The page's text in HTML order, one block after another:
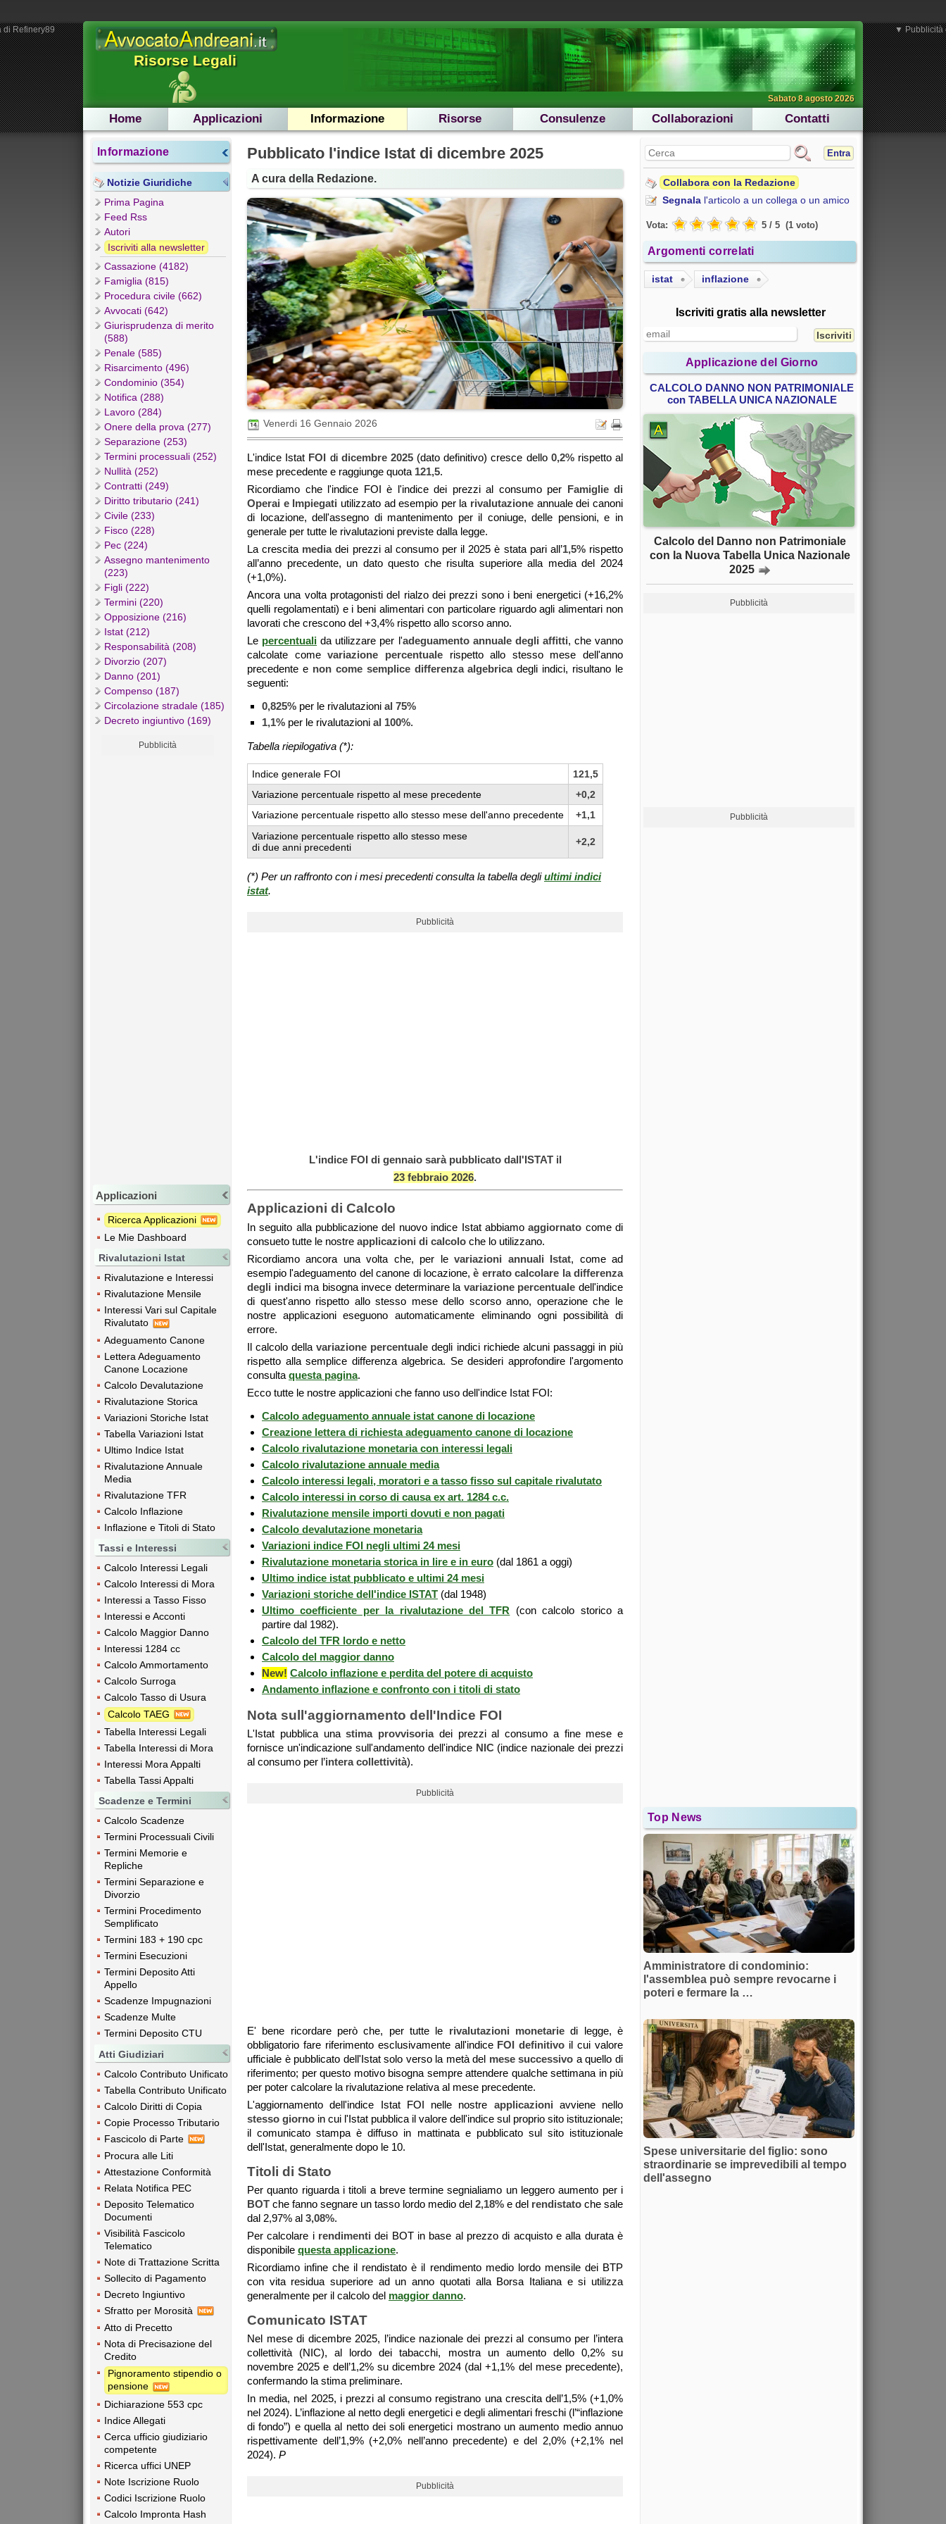
Risorse Legali
Sabato 8 agosto 2026
Home Applicazioni Informazione Risorse Consulenze Collaborazioni Contatti
Informazione
Notizie Giuridiche
Prima Pagina
Feed Rss
Autori
Iscriviti alla newsletter
Cassazione (4182)
Famiglia (815)
Procedura civile (662)
Avvocati (642)
Giurisprudenza di merito
(588)
Penale (585)
Risarcimento (496)
Condominio (354)
Notifica (288)
Lavoro (284)
Onere della prova (277)
Separazione (253)
Termini processuali (252)
Nullità (252)
Contratti (249)
Diritto tributario (241)
Civile (233)
Fisco (228)
Pec (224)
Assegno mantenimento
(223)
Figli (222)
Termini (220)
Opposizione (216)
Istat (212)
Responsabilità (208)
Divorzio (207)
Danno (201)
Compenso (187)
Circolazione stradale (185)
Decreto ingiuntivo (169)
Pubblicità
Applicazioni
Ricerca Applicazioni
Le Mie Dashboard
Rivalutazioni Istat
Rivalutazione e Interessi
Rivalutazione Mensile
Interessi Vari sul Capitale
Rivalutato
Adeguamento Canone
Lettera Adeguamento
Canone Locazione
Calcolo Devalutazione
Rivalutazione Storica
Variazioni Storiche Istat
Tabella Variazioni Istat
Ultimo Indice Istat
Rivalutazione Annuale
Media
Rivalutazione TFR
Calcolo Inflazione
Inflazione e Titoli di Stato
Tassi e Interessi
Calcolo Interessi Legali
Calcolo Interessi di Mora
Interessi a Tasso Fisso
Interessi e Acconti
Calcolo Maggior Danno
Interessi 1284 cc
Calcolo Ammortamento
Calcolo Surroga
Calcolo Tasso di Usura
Calcolo TAEG
Tabella Interessi Legali
Tabella Interessi di Mora
Interessi Mora Appalti
Tabella Tassi Appalti
Scadenze e Termini
Calcolo Scadenze
Termini Processuali Civili
Termini Memorie e
Repliche
Termini Separazione e
Divorzio
Termini Procedimento
Semplificato
Termini 183 + 190 cpc
Termini Esecuzioni
Termini Deposito Atti
Appello
Scadenze Impugnazioni
Scadenze Multe
Termini Deposito CTU
Atti Giudiziari
Calcolo Contributo Unificato
Tabella Contributo Unificato
Calcolo Diritti di Copia
Copie Processo Tributario
Fascicolo di Parte
Procura alle Liti
Attestazione Conformità
Relata Notifica PEC
Deposito Telematico
Documenti
Visibilità Fascicolo
Telematico
Note di Trattazione Scritta
Sollecito di Pagamento
Decreto Ingiuntivo
Sfratto per Morosità
Atto di Precetto
Nota di Precisazione del
Credito
Pignoramento stipendio o
pensione
Dichiarazione 553 cpc
Indice Allegati
Cerca ufficio giudiziario
competente
Ricerca uffici UNEP
Note Iscrizione Ruolo
Codici Iscrizione Ruolo
Calcolo Impronta Hash
Pubblicato l'indice Istat di dicembre 2025
A cura della Redazione.
Venerdi 16 Gennaio 2026
L'indice Istat FOI di dicembre 2025(dato definitivo) cresce dello 0,2%rispetto al
mese precedente e raggiunge quota 121,5.
Ricordiamo che l'indice FOI è l'indice dei prezzi al consumo per Famiglie di
Operai e Impiegati utilizzato ad esempio per la rivalutazione annuale dei canoni
di locazione, dell'assegno di mantenimento per il coniuge, delle pensioni, e in
generale per tutte le rivalutazioni previste dalla legge.
La crescita mediadei prezzi al consumo per il 2025 è stata pari all’1,5%rispetto
all’anno precedente, un dato questo che risulta superiore alla media del 2024
(+1,0%).
Ancora una volta protagonisti del rialzo dei prezzi sono i beni energetici (+16,2%
quelli regolamentati) e i beni alimentari con particolare riguardo agli alimentari non
lavorati che crescono del +3,4% rispetto allo scorso anno.
Le percentuali da utilizzare per l'adeguamento annuale degli affitti, che vanno
calcolate comevariazione percentualerispetto allo stesso mese dell'anno
precedente e non come semplice differenza algebricadegli indici, risultano le
seguenti:
0,825% per le rivalutazioni al 75%
1,1% per le rivalutazioni al 100%.
Tabella riepilogativa (*):
Indice generale FOI
121,5
Variazione percentuale rispetto al mese precedente
+0,2
Variazione percentuale rispetto allo stesso mese dell'anno precedente
+1,1
Variazione percentuale rispetto allo stesso mese
di due anni precedenti
+2,2
(*) Per un raffronto con i mesi precedenti consulta la tabella degliultimi indici
istat.
Pubblicità
L'indice FOI di gennaio sarà pubblicato dall'ISTAT il
23 febbraio 2026.
Applicazioni di Calcolo
In seguito alla pubblicazione del nuovo indice Istat abbiamoaggiornato come di
consueto tutte le nostre applicazioni di calcolo che lo utilizzano.
Ricordiamo ancora una volta che, per levariazioni annuali Istat, come ad
esempio l'adeguamento del canone di locazione,è errato calcolare la differenza
degli indici ma bisogna invece determinare la variazione percentualedell'indice
di quest'anno rispetto allo stesso mese dello scorso anno, operazione che le
nostre applicazioni eseguono automaticamente eliminando ogni possibilità di
errore.
Il calcolo dellavariazione percentuale degli indici richiede alcuni passaggi in più
rispetto alla semplice differenza algebrica. Se desideri approfondire l'argomento
consulta questa pagina.
Ecco tutte le nostre applicazioni che fanno uso dell'indice Istat FOI:
Calcolo adeguamento annuale istat canone di locazione
Creazione lettera di richiesta adeguamento canone di locazione
Calcolo rivalutazione monetaria con interessi legali
Calcolo rivalutazione annuale media
Calcolo interessi legali, moratori e a tasso fisso sul capitale rivalutato
Calcolo interessi in corso di causa ex art. 1284 c.c.
Rivalutazione mensile importi dovuti e non pagati
Calcolo devalutazione monetaria
Variazioni indice FOI negli ultimi 24 mesi
Rivalutazione monetaria storica in lire e in euro (dal 1861 a oggi)
Ultimo indice istat pubblicato e ultimi 24 mesi
Variazioni storiche dell'indice ISTAT (dal 1948)
Ultimo coefficiente per la rivalutazione del TFR (con calcolo storico a
partire dal 1982).
Calcolo del TFR lordo e netto
Calcolo del maggior danno
New! Calcolo inflazione e perdita del potere di acquisto
Andamento inflazione e confronto con i titoli di stato
Nota sull'aggiornamento dell'Indice FOI
L'Istat pubblica unastima provvisoriadei prezzi al consumo a fine mese e
fornisce un'indicazione sull'andamento dell'indice NIC(indice nazionale dei prezzi
al consumo per l’intera collettività).
Pubblicità
E' bene ricordare però che, per tutte le rivalutazioni monetarie di legge, è
obbligatorio fare riferimento esclusivamente all'indice FOI definitivo il cui valore
ufficiale è pubblicato dell'Istat solo verso la metà del mese successivo a quello di
riferimento; per questo motivo bisogna sempre attendere qualche settimana in più
per poter calcolare la rivalutazione relativa al mese precedente.
L'aggiornamento dell'indice Istat FOI nelle nostre applicazioni avviene nello
stesso giorno in cui l'Istat pubblica il valore dell'indice sul proprio sito istituzionale;
il comunicato stampa è diffuso in mattinata e pubblicato sul sito istituzionale
dell'Istat, generalmente dopo le 10.
Titoli di Stato
Per quanto riguarda i titoli a breve termine segnialiamo un leggero aumento per i
BOT che fanno segnare un tasso lordo medio del 2,18% e del rendistato che sale
dal 2,97% al 3,08%.
Per calcolare i rendimenti dei BOT in base al prezzo di acquisto e alla durata è
disponibile questa applicazione.
Ricordiamo infine che il rendistato è il rendimento medio lordo mensile dei BTP
con vita residua superiore ad un anno quotati alla Borsa Italiana e si utilizza
generalmente per il calcolo del maggior danno.
Comunicato ISTAT
Nel mese di dicembre 2025, l’indice nazionale dei prezzi al consumo per l’intera
collettività (NIC), al lordo dei tabacchi, mostra un aumento dello 0,2% su
novembre 2025 e dell’1,2% su dicembre 2024 (dal +1,1% del mese precedente),
confermando la stima preliminare.
In media, nel 2025, i prezzi al consumo registrano una crescita dell’1,5% (+1,0%
nel 2024). L’inflazione al netto degli energetici e degli alimentari freschi (l’“inflazione
di fondo”) e quella al netto dei soli energetici mostrano un aumento medio annuo
rispettivamente dell’1,9% (+2,0% nell’anno precedente) e del 2,0% (+2,1% nel
2024). P
Pubblicità
Entra
Collabora con la Redazione
Segnala l'articolo a un collega o un amico
Vota: 5 / 5 (1 voto)
Argomenti correlati
istat inflazione
Iscriviti gratis alla newsletter
Applicazione del Giorno
CALCOLO DANNO NON PATRIMONIALE
con TABELLA UNICA NAZIONALE
Calcolo del Danno non Patrimoniale
con la Nuova Tabella Unica Nazionale
2025
Pubblicità
Pubblicità
Top News
Amministratore di condominio:
l'assemblea può sempre revocarne i
poteri e fermare la …
Spese universitarie del figlio: sono
straordinarie se imprevedibili al tempo
dell'assegno
Refinery89 ▼ Pubblicità